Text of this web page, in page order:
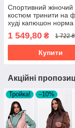
Спортивний жіночий
костюм тринити на
худі капюшон норма
1 549,80 ₴ 1 722 ₴
Купити
Акційні
Тройка! –10%